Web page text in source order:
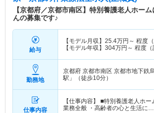
【京都府／京都市南区】特別養護老人ホー
んの募集です♪
給与
【モデル月収】 25.4万円～ 程度
【モデル年収】 304万円～ 程度（
勤務地
京都府 京都市南区 京都市地下鉄
駅」（徒歩10分）
仕事内容
【仕事内容】 ■特別養護老人ホ
業務全般 ・高齢者の心と生活に…